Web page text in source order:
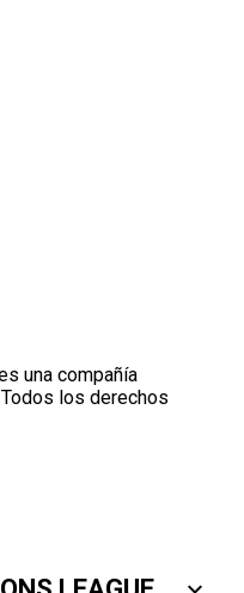
una compañía
los derechos